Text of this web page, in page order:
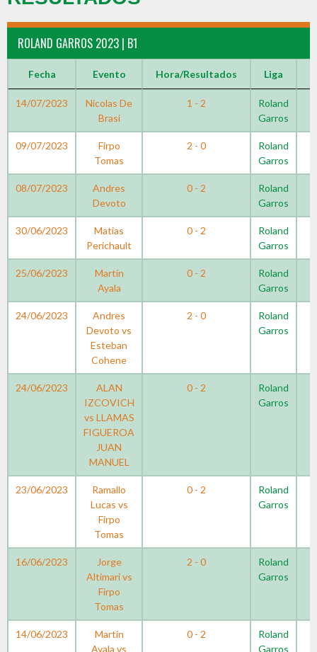
ROLAND GARROS 2023 | B1
Fecha Evento Hora/Resultados Liga
14/07/2023
Nicolas De
Brasi
1 - 2
Roland
Garros
09/07/2023
Firpo
Tomas
2 - 0
Roland
Garros
08/07/2023
Andres
Devoto
0 - 2
Roland
Garros
30/06/2023
Matias
Perichault
0 - 2
Roland
Garros
25/06/2023
Martín
Ayala
0 - 2
Roland
Garros
24/06/2023
Andres
Devoto vs
Esteban
Cohene
2 - 0
Roland
Garros
24/06/2023
ALAN
IZCOVICH
vs LLAMAS
FIGUEROA
JUAN
MANUEL
0 - 2
Roland
Garros
23/06/2023
Ramallo
Lucas vs
Firpo
Tomas
0 - 2
Roland
Garros
16/06/2023
Jorge
Altimari vs
Firpo
Tomas
2 - 0
Roland
Garros
14/06/2023
Martín
Ayala vs
0 - 2
Roland
Garros